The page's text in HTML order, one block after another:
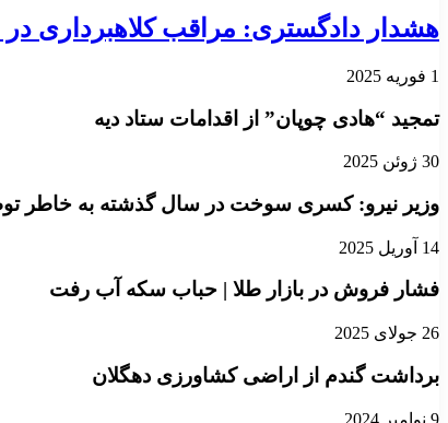
هشدار دادگستری: مراقب کلاهبرداری در
1 فوریه 2025
تمجید “هادی چوپان” از اقدامات ستاد دیه
30 ژوئن 2025
وزیر نیرو: کسری سوخت در سال گذشته به خاطر
14 آوریل 2025
فشار فروش در بازار طلا | حباب سکه آب رفت
26 جولای 2025
برداشت گندم از اراضی کشاورزی دهگلان
9 نوامبر 2024